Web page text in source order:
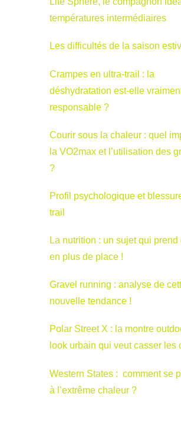
températures intermédiaires
Les difficultés de la saison
Crampes en ultra-trail : la
déshydratation est-elle
responsable ?
Courir sous la chaleur : quel
la VO2max et l’utilisation des
?
Profil psychologique et
trail
La nutrition : un sujet qui prend
en plus de place !
Gravel running : analyse de
nouvelle tendance !
Polar Street X : la montre
look urbain qui veut casser les
Western States : comment se
à l’extrême chaleur ?